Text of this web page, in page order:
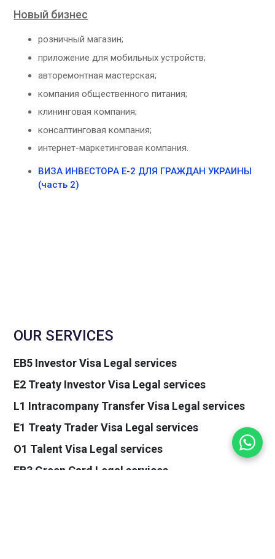
Новый бизнес
розничный магазин;
приложение для мобильных устройств;
авторемонтная мастерская;
компания общественного питания;
клининговая компания;
консалтинговая компания;
интернет-маркетинговая компания.
ВИЗА ИНВЕСТОРА Е-2 ДЛЯ ГРАЖДАН УКРАИНЫ
(часть 2)
OUR SERVICES
EB5 Investor Visa Legal services
E2 Treaty Investor Visa Legal services
L1 Intracompany Transfer Visa Legal services
E1 Treaty Trader Visa Legal services
O1 Talent Visa Legal services
EB3 Green Card Legal services